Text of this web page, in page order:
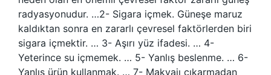
radyasyonudur. …2- Sigara içmek. Güneşe maruz
kaldıktan sonra en zararlı çevresel faktörlerden biri
sigara içmektir. … 3- Aşırı yüz ifadesi. … 4-
Yeterince su içmemek. … 5- Yanlış beslenme. … 6-
Yanlış ürün kullanmak. … 7- Makyajı çıkarmadan